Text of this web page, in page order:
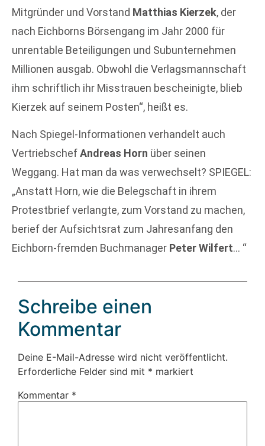
Mitgründer und Vorstand Matthias Kierzek, der
nach Eichborns Börsengang im Jahr 2000 für
unrentable Beteiligungen und Subunternehmen
Millionen ausgab. Obwohl die Verlagsmannschaft
ihm schriftlich ihr Misstrauen bescheinigte, blieb
Kierzek auf seinem Posten“, heißt es.
Nach Spiegel-Informationen verhandelt auch
VertriebschefAndreas Horn über seinen
Weggang. Hat man da was verwechselt? SPIEGEL:
„Anstatt Horn, wie die Belegschaft in ihrem
Protestbrief verlangte, zum Vorstand zu machen,
berief der Aufsichtsrat zum Jahresanfang den
Eichborn-fremden Buchmanager Peter Wilfert… “
Schreibe einen
Kommentar
Deine E-Mail-Adresse wird nicht veröffentlicht.
Erforderliche Felder sind mit * markiert
Kommentar *